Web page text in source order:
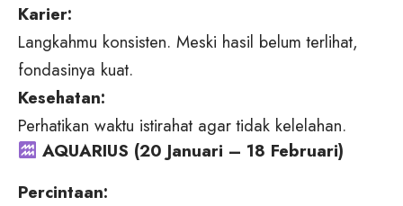
Karier:
Langkahmu konsisten. Meski hasil belum terlihat,
fondasinya kuat.
Kesehatan:
Perhatikan waktu istirahat agar tidak kelelahan.
AQUARIUS (20 Januari – 18 Februari)
Percintaan: